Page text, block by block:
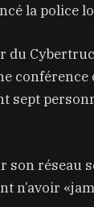
la police
du
sept
son réseau
n’avoir